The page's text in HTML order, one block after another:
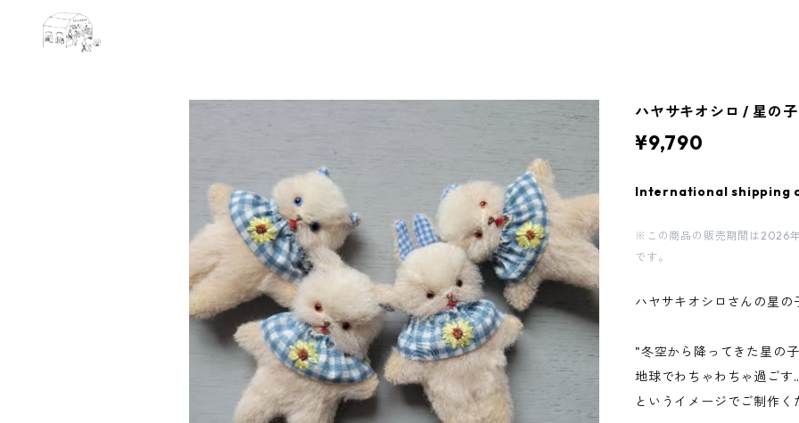
ハヤサキオシロ / 星の子
¥9,790
International shipping
※この商品の販売期間は2026
です。
ハヤサキオシロさんの星
"冬空から降ってきた星の
地球でわちゃわちゃ過ごす
というイメージでご制作